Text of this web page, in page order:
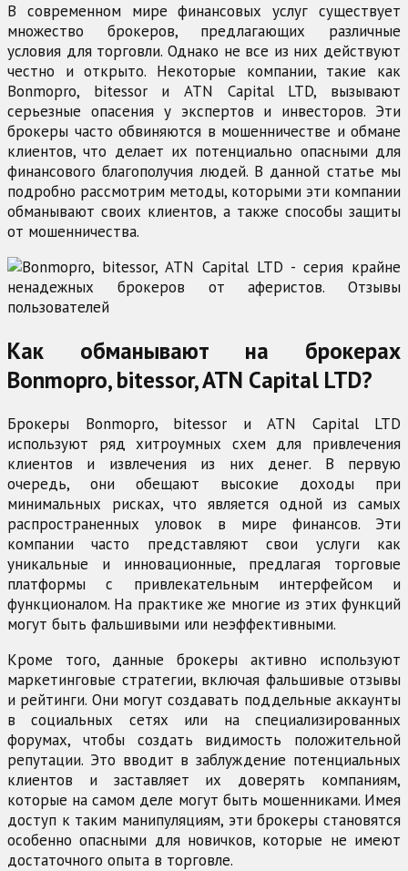
В современном мире финансовых услуг существует
множество брокеров, предлагающих различные
условия для торговли. Однако не все из них действуют
честно и открыто. Некоторые компании, такие как
Bonmopro, bitessor и ATN Capital LTD, вызывают
серьезные опасения у экспертов и инвесторов. Эти
брокеры часто обвиняются в мошенничестве и обмане
клиентов, что делает их потенциально опасными для
финансового благополучия людей. В данной статье мы
подробно рассмотрим методы, которыми эти компании
обманывают своих клиентов, а также способы защиты
от мошенничества.
Как обманывают на брокерах
Bonmopro, bitessor, ATN Capital LTD?
Брокеры Bonmopro, bitessor и ATN Capital LTD
используют ряд хитроумных схем для привлечения
клиентов и извлечения из них денег. В первую
очередь, они обещают высокие доходы при
минимальных рисках, что является одной из самых
распространенных уловок в мире финансов. Эти
компании часто представляют свои услуги как
уникальные и инновационные, предлагая торговые
платформы с привлекательным интерфейсом и
функционалом. На практике же многие из этих функций
могут быть фальшивыми или неэффективными.
Кроме того, данные брокеры активно используют
маркетинговые стратегии, включая фальшивые отзывы
и рейтинги. Они могут создавать поддельные аккаунты
в социальных сетях или на специализированных
форумах, чтобы создать видимость положительной
репутации. Это вводит в заблуждение потенциальных
клиентов и заставляет их доверять компаниям,
которые на самом деле могут быть мошенниками. Имея
доступ к таким манипуляциям, эти брокеры становятся
особенно опасными для новичков, которые не имеют
достаточного опыта в торговле.